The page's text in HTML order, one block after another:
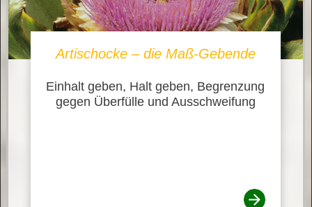
Artischocke – die Maß-Gebende
Einhalt geben, Halt geben, Begrenzung
gegen Überfülle und Ausschweifung